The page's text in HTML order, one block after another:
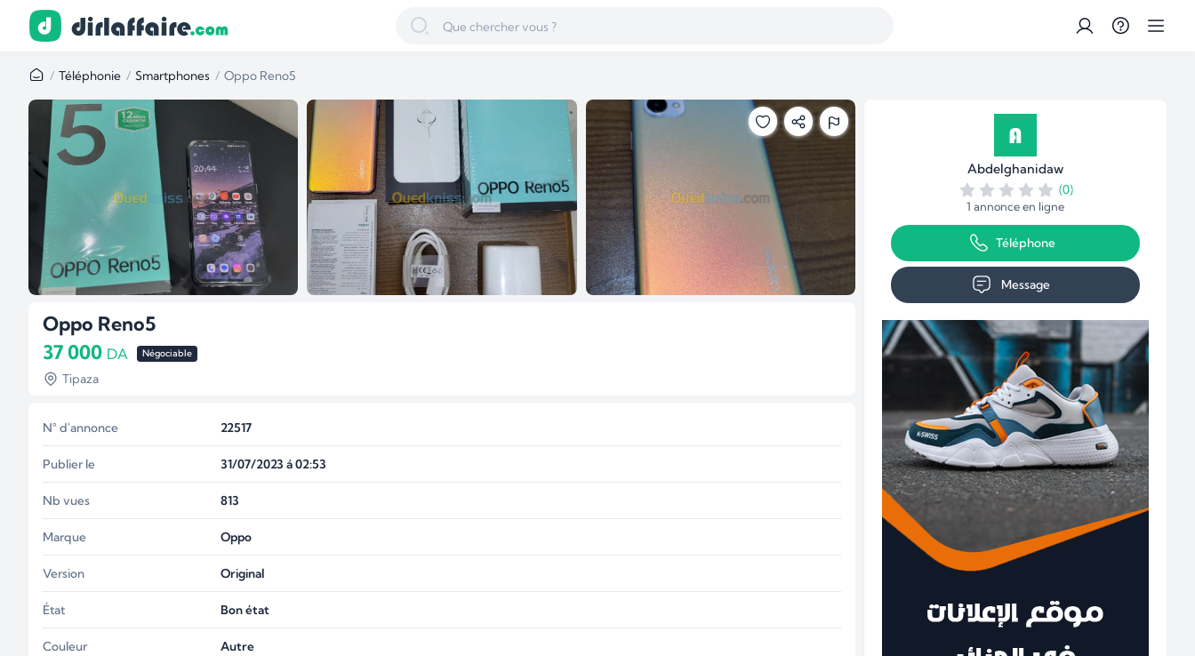
Téléphonie Smartphones Oppo Reno5
Oppo Reno5
37 000 DA Négociable
Tipaza
N° d'annonce 22517
Publier le 31/07/2023 á 02:53
Nb vues 813
Marque Oppo
Version Original
État Bon état
Couleur Autre
Abdelghanidaw
(0)
1 annonce en ligne
Téléphone
Message